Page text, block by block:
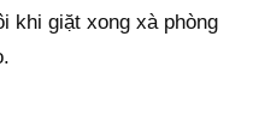
khi giặt xong xà phòng